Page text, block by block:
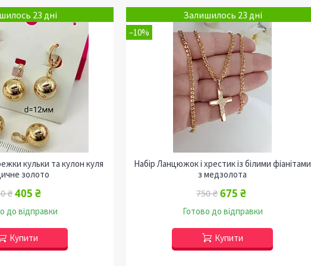
23 дні
кульки та кулон куля
золото
₴ 405 ₴
до відправки
Купити
Залишилось 23 дні
–10%
Набір Ланцюжок і хрестик із білими фіанітами
з медзолота
750 ₴ 675 ₴
Готово до відправки
Купити